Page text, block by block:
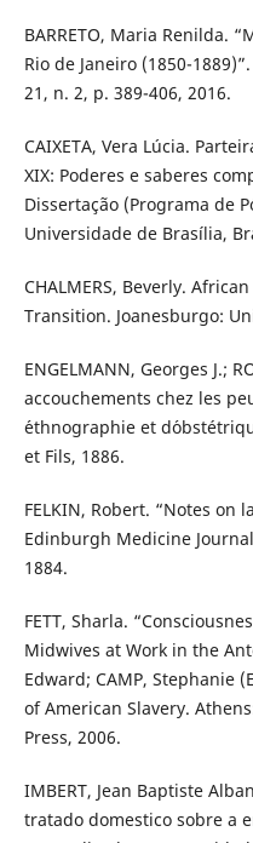
BARRETO, Maria Renilda.
Rio de Janeiro (1850-
21, n. 2, p. 389-406, 2016.
CAIXETA, Vera Lúcia.
XIX: Poderes e saberes
Dissertação (Programa de
Universidade de Brasília,
CHALMERS, Beverly.
Transition. Joanesburgo:
ENGELMANN, Georges J.;
accouchements chez les
´ethnographie et
et Fils, 1886.
FELKIN, Robert. “Notes on
Edinburgh Medicine
1884.
FETT, Sharla.
Midwives at Work in the
Edward; CAMP, Stephanie
of American Slavery.
Press, 2006.
IMBERT, Jean Baptiste
tratado domestico sobre a